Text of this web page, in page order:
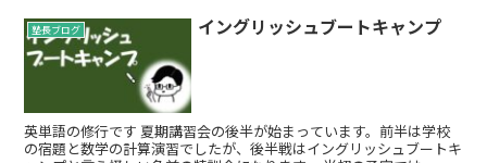
塾長ブログ イングリッシュブートキャンプ
英単語の修行です 夏期講習会の後半が始まっています。前半は学校
の宿題と数学の計算演習でしたが、後半戦はイングリッシュブートキ